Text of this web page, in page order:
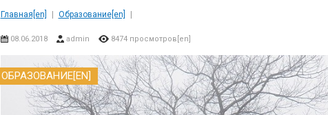
Главная[en] Образование[en]
08.06.2018 admin 8474 просмотров[en]
ОБРАЗОВАНИЕ[EN]